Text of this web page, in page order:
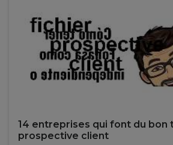
14 entreprises qui font du bon
prospective client